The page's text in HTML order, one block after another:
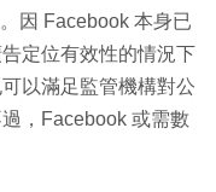
因 Facebook 本身已
定位有效性的情況下
以滿足監管機構對公
，Facebook 或需數